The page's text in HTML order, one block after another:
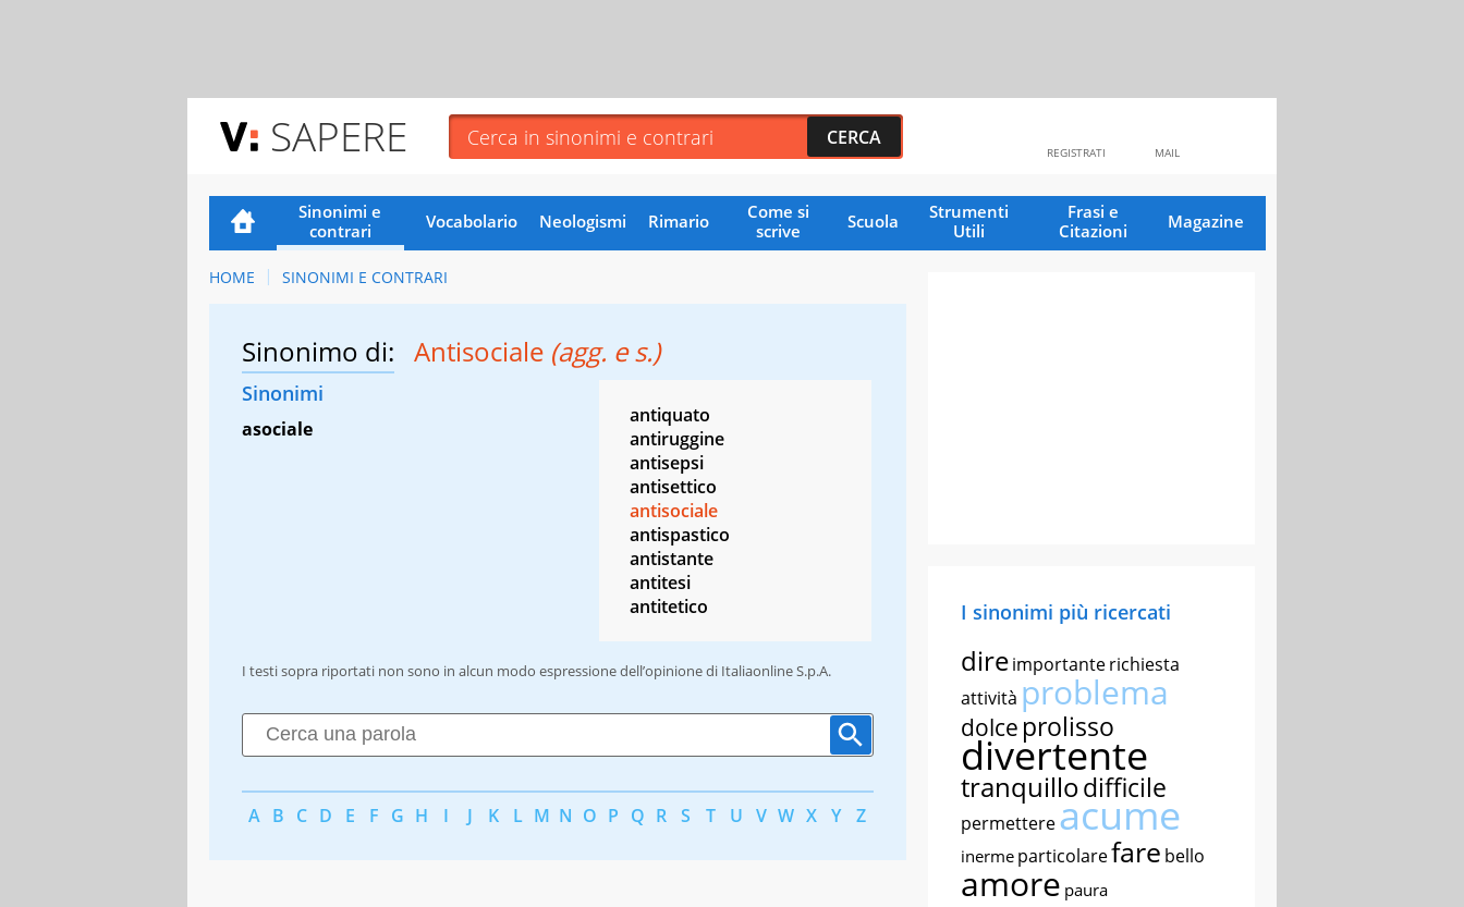
SAPERE MAIL
REGISTRATI
Sinonimi e
contrari
Vocabolario Neologismi Rimario
Come si
scrive
Scuola
Strumenti
Utili
Frasi e
Citazioni
Magazine
HOME SINONIMI E CONTRARI
Sinonimo di: Antisociale (agg. e s.)
Sinonimi
asociale
antiquato
antiruggine
antisepsi
antisettico
antisociale
antispastico
antistante
antitesi
antitetico
I testi sopra riportati non sono in alcun modo espressione dell’opinione di Italiaonline S.p.A.
A B C D E F G H I J K L M N O P Q R S T U V W X Y Z
I sinonimi più ricercati
direimportanterichiesta
attività problema
dolce prolisso
divertente
tranquillodifficile
permettereacume
inerme particolarefare bello
amore paura